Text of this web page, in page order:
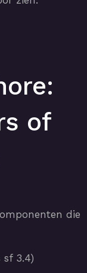
of
die
sf 3.4)